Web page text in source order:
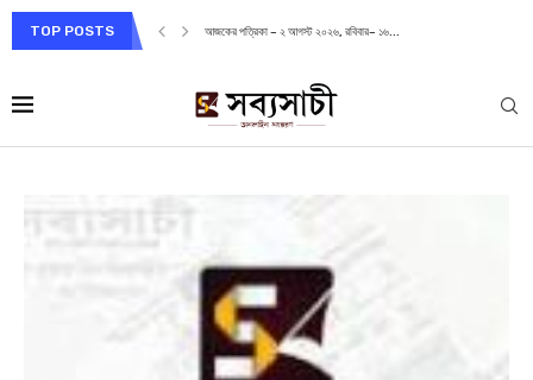
TOP POSTS আজকের পত্রিকা – ২ আগস্ট ২০২৬, রবিবার– ১৬...